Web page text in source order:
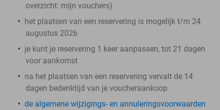
overzicht: mijn vouchers)
het plaatsen van een reservering is mogelijk t/m 24
augustus 2026
je kunt je reservering 1 keer aanpassen, tot 21 dagen
voor aankomst
na het plaatsen van een reservering vervalt de 14
dagen bedenktijd van je voucheraankoop
de algemene wijzigings- en annuleringsvoorwaarden